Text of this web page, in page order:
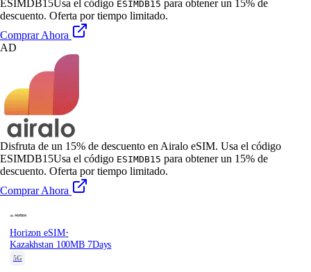
ESIMDB15Usa el código ESIMDB15 para obtener un 15% de
descuento. Oferta por tiempo limitado.
Comprar Ahora
AD
Disfruta de un 15% de descuento en Airalo eSIM. Usa el código
ESIMDB15Usa el código ESIMDB15 para obtener un 15% de
descuento. Oferta por tiempo limitado.
Comprar Ahora
Horizon eSIM·
Kazakhstan 100MB 7Days
5G